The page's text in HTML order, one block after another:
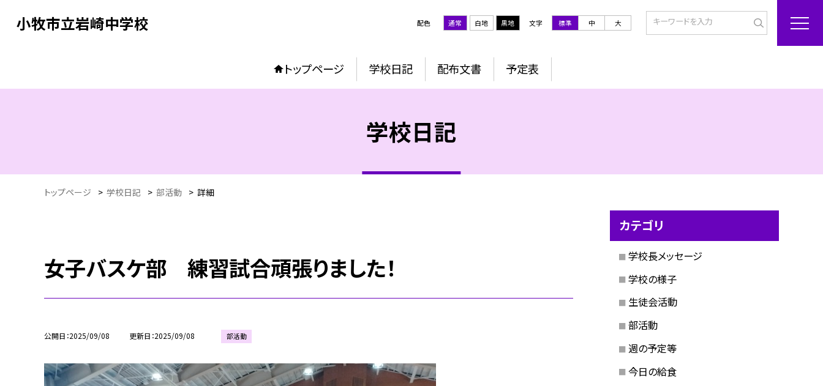
小牧市立岩崎中学校 配色 通常 白地 黒地 文字 標準 中 大
トップページ 学校日記 配布文書 予定表
学校日記
トップページ > 学校日記 > 部活動 > 詳細
女子バスケ部 練習試合頑張りました！
公開日 2025/09/08 更新日 2025/09/08 部活動
カテゴリ
学校長メッセージ
学校の様子
生徒会活動
部活動
週の予定等
今日の給食